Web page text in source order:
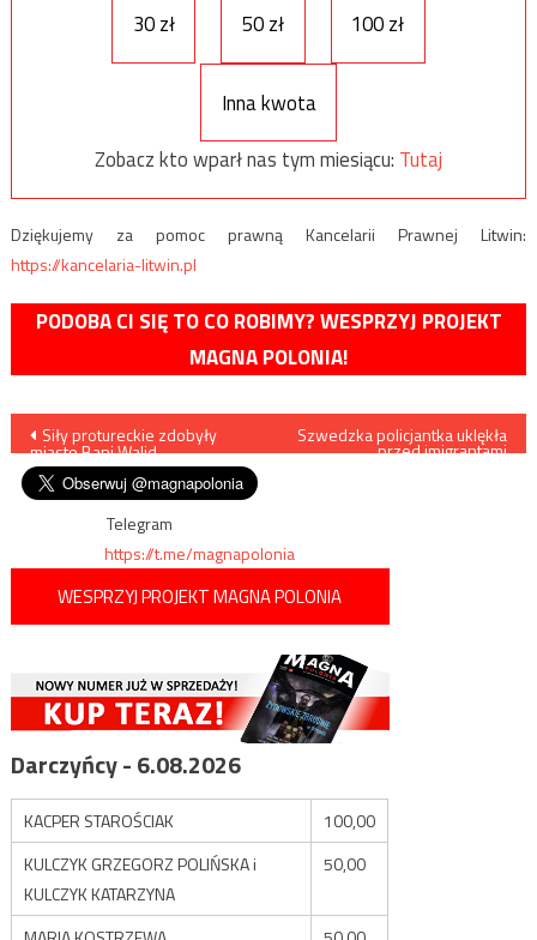
30 zł
50 zł 100 zł
Inna kwota
Zobacz kto wparł nas tym miesiącu: Tutaj
Dziękujemy za pomoc prawną Kancelarii Prawnej Litwin:
https://kancelaria-litwin.pl
PODOBA CI SIĘ TO CO ROBIMY? WESPRZYJ PROJEKT
MAGNA POLONIA!
Nawigacja
wpisu
Siły protureckie zdobyły
miasto Bani Walid
Szwedzka policjantka uklękła
przed imigrantami
Telegram
https://t.me/magnapolonia
WESPRZYJ PROJEKT MAGNA POLONIA
Darczyńcy - 6.08.2026
KACPER STAROŚCIAK
100,00
KULCZYK GRZEGORZ POLIŃSKA i
KULCZYK KATARZYNA
50,00